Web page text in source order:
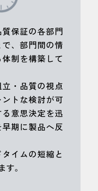
保証の各部門
、部門間の情
制を構築して
・品質の視点
トな検討が可
意思決定を迅
期に製品へ反
イムの短縮と
。